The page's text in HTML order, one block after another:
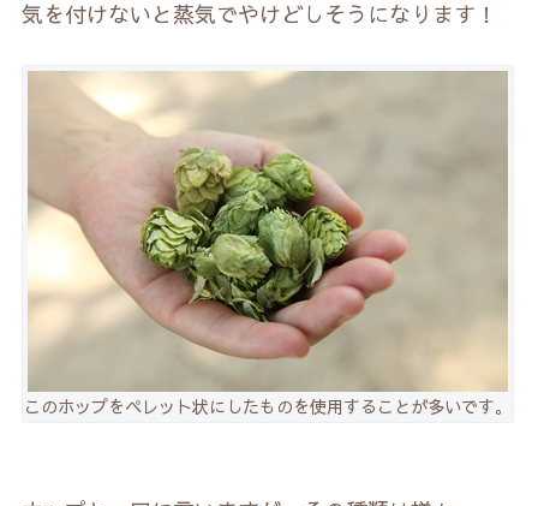
気を付けないと蒸気でやけどしそうになります！
このホップをペレット状にしたものを使用することが多いです。